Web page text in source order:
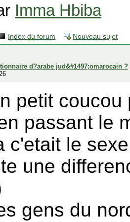
Imma Hbiba
Index du forum Nouveau sujet
d?arabe jud&#1497;omarocain ?
petit coucou
passant le
c'etait le
une
gens du